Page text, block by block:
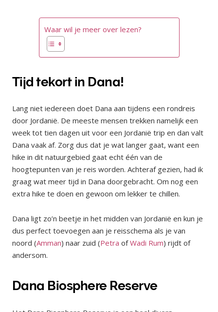
Waar wil je meer over lezen?
Tijd tekort in Dana!
Lang niet iedereen doet Dana aan tijdens een rondreis
door Jordanië. De meeste mensen trekken namelijk een
week tot tien dagen uit voor een Jordanië trip en dan valt
Dana vaak af. Zorg dus dat je wat langer gaat, want een
hike in dit natuurgebied gaat echt één van de
hoogtepunten van je reis worden. Achteraf gezien, had ik
graag wat meer tijd in Dana doorgebracht. Om nog een
extra hike te doen en gewoon om lekker te chillen.
Dana ligt zo’n beetje in het midden van Jordanië en kun je
dus perfect toevoegen aan je reisschema als je van
noord (Amman) naar zuid (Petra ofWadi Rum) rijdt of
andersom.
Dana Biosphere Reserve